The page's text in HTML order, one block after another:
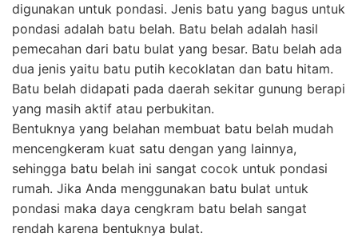
digunakan untuk pondasi. Jenis batu yang bagus untuk
pondasi adalah batu belah. Batu belah adalah hasil
pemecahan dari batu bulat yang besar. Batu belah ada
dua jenis yaitu batu putih kecoklatan dan batu hitam.
Batu belah didapati pada daerah sekitar gunung berapi
yang masih aktif atau perbukitan.
Bentuknya yang belahan membuat batu belah mudah
mencengkeram kuat satu dengan yang lainnya,
sehingga batu belah ini sangat cocok untuk pondasi
rumah. Jika Anda menggunakan batu bulat untuk
pondasi maka daya cengkram batu belah sangat
rendah karena bentuknya bulat.